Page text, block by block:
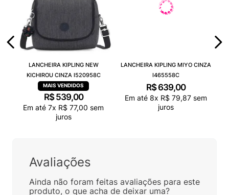
LANCHEIRA KIPLING NEW
KICHIROU CINZA I520958C
R$ 539,00
Em até 7x R$ 77,00 sem
juros
LANCHEIRA KIPLING MIYO CINZA
I465558C
R$ 639,00
Em até 8x R$ 79,87sem
juros
Avaliações
Ainda não foram feitas avaliações para este
produto, o que acha de deixar uma?